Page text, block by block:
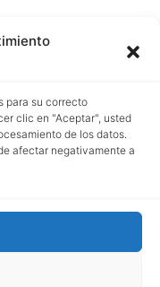
para su correcto
clic en "Aceptar", usted
de los datos.
afectar negativamente a